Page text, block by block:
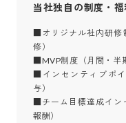
当社独自の制度・福
■オリジナル社内研修
修）
■MVP制度（月間・半
■インセンティブポ
与）
■チーム目標達成イン
報酬）